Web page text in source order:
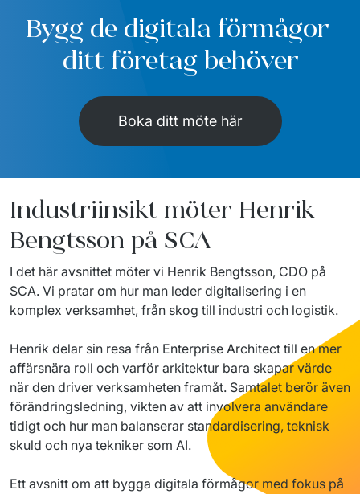
Bygg de digitala förmågor
ditt företag behöver
Boka ditt möte här
Industriinsikt möter Henrik
Bengtsson på SCA
I det här avsnittet möter vi Henrik Bengtsson, CDO på
SCA. Vi pratar om hur man leder digitalisering i en
komplex verksamhet, från skog till industri och logistik.
Henrik delar sin resa från Enterprise Architect till en mer
affärsnära roll och varför arkitektur bara skapar värde
när den driver verksamheten framåt. Samtalet berör även
förändringsledning, vikten av att involvera användare
tidigt och hur man balanserar standardisering, teknisk
skuld och nya tekniker som AI.
Ett avsnitt om att bygga digitala förmågor med fokus på